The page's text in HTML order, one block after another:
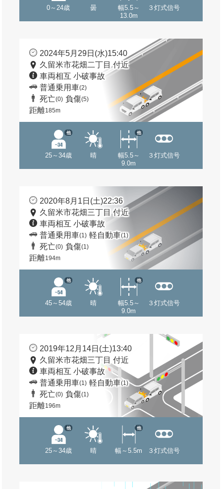
0～24歳 曇
幅5.5～
13.0m
３灯式信号
2024年5月29日(水)15:40
久留米市花畑二丁目 付近
車両相互 小破事故
普通乗用車(2)
死亡(0) 負傷(5)
距離185m
25～34歳
他
晴
幅5.5～
9.0m
他
３灯式信号
2020年8月1日(土)22:36
久留米市花畑三丁目 付近
車両相互 小破事故
普通乗用車(1) 軽自動車(1)
死亡(0) 負傷(1)
距離194m
45～54歳
他
晴
幅5.5～
9.0m
他
３灯式信号
2019年12月14日(土)13:40
久留米市花畑三丁目 付近
車両相互 小破事故
普通乗用車(1) 軽自動車(1)
死亡(0) 負傷(1)
距離196m
25～34歳
他
晴 幅～5.5m
他
３灯式信号